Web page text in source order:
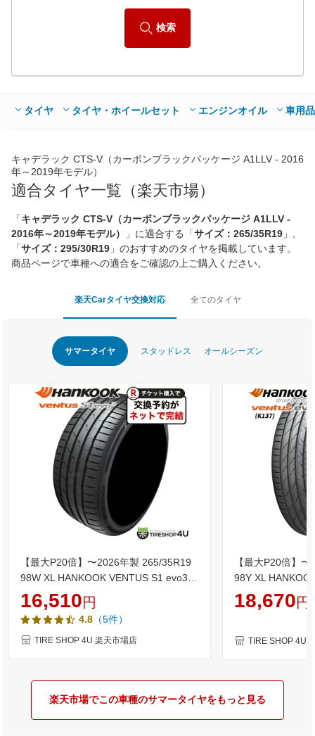
検索
タイヤ タイヤ・ホイールセット エンジンオイル 車用品
キャデラック CTS-V（カーボンブラックパッケージ A1LLV - 2016
年～2019年モデル）
適合タイヤ一覧（楽天市場）
「キャデラック CTS-V（カーボンブラックパッケージ A1LLV -
2016年～2019年モデル）
」に適合する「サイズ：265/35R19 」,
「サイズ：295/30R19 」のおすすめのタイヤを掲載しています。
商品ページで車種への適合をご確認の上ご購入ください。
楽天Carタイヤ交換対応 全てのタイヤ
サマータイヤ スタッドレス オールシーズン
【最大P20倍】〜2026年製 265/35R19
98W XL HANKOOK VENTUS S1 evo3
K127 ハンコック ベンタス エボ サマー
タイヤ 単品 1本価格 新品 265/35-19 送
料無料
16,510円
4.8 （5件）
TIRE SHOP 4U 楽天市場店
【最大P20倍】
98Y XL
ンコック ベンタ
品 1本価格 新品
18,670円
TIRE SHOP 4U
楽天市場でこの車種のサマータイヤをもっと見る